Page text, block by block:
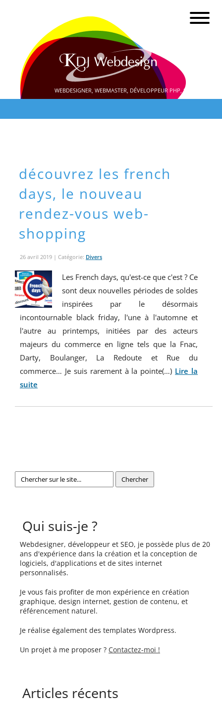
WEBDESIGNER, WEBMASTER, DÉVELOPPEUR PHP, SEO
découvrez les french
days, le nouveau
rendez-vous web-
shopping
26 avril 2019 | Catégorie: Divers
Les French days, qu'est-ce que c'est ? Ce
sont deux nouvelles périodes de soldes
inspirées par le désormais
incontournable black friday, l'une à l'automne et
l'autre au printemps, initiées par des acteurs
majeurs du commerce en ligne tels que la Fnac,
Darty, Boulanger, La Redoute et Rue du
commerce… Je suis rarement à la pointe(…) Lire la
suite
Qui suis-je ?
Webdesigner, développeur et SEO, je possède plus de 20
ans d'expérience dans la création et la conception de
logiciels, d'applications et de sites internet
personnalisés.
Je vous fais profiter de mon expérience en création
graphique, design internet, gestion de contenu, et
référencement naturel.
Je réalise également des templates Wordpress.
Un projet à me proposer ? Contactez-moi !
Articles récents